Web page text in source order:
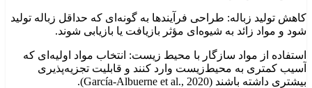
کاهش تولید زباله: طراحی فرآیندها به گونه‌ای که حداقل زباله تولید
شود و مواد زائد به شیوه‌ای مؤثر بازیافت یا بازیابی شوند.
استفاده از مواد سازگار با محیط زیست: انتخاب مواد اولیه‌ای که
آسیب کمتری به محیط‌زیست وارد کنند و قابلیت تجزیه‌پذیری
بیشتری داشته باشند (García-Albuerne et al., 2020).